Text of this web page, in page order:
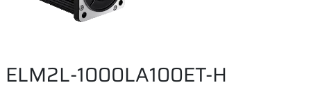
ELM2L-1000LA100ET-H